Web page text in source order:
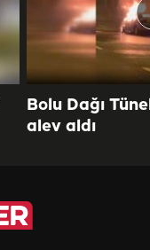
Bolu Dağı
alev aldı